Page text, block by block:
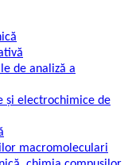
de analiză a
și electrochimice de
macromoleculari